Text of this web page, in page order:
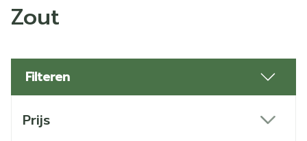
Zout
Filteren
Prijs